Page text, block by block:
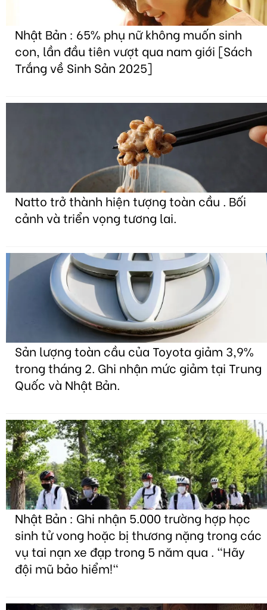
Nhật Bản : 65% phụ nữ không muốn sinh
con, lần đầu tiên vượt qua nam giới [Sách
Trắng về Sinh Sản 2025]
Natto trở thành hiện tượng toàn cầu . Bối
cảnh và triển vọng tương lai.
Sản lượng toàn cầu của Toyota giảm 3,9%
trong tháng 2. Ghi nhận mức giảm tại Trung
Quốc và Nhật Bản.
Nhật Bản : Ghi nhận 5.000 trường hợp học
sinh tử vong hoặc bị thương nặng trong các
vụ tai nạn xe đạp trong 5 năm qua . "Hãy
đội mũ bảo hiểm!"